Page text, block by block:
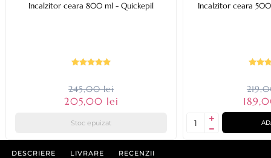
Incalzitor ceara 800 ml - Quickepil
245,00 lei
205,00 lei
Stoc epuizat
Incalzitor ceara
DESCRIERE LIVRARE RECENZII